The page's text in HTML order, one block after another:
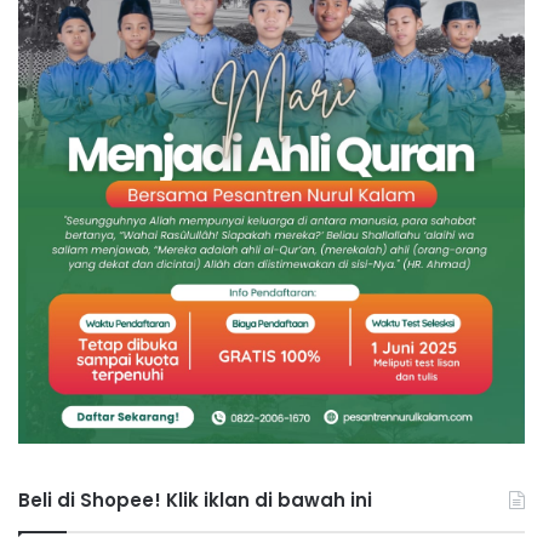
Beli di Shopee! Klik iklan di bawah ini